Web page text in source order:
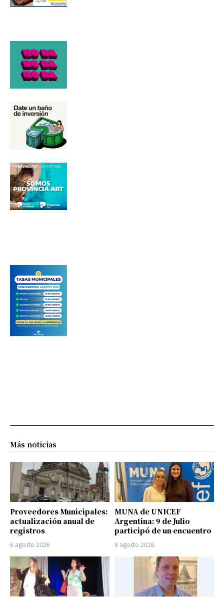
Más noticias
Proveedores Municipales:
actualización anual de
registros
6 agosto 2026
MUNA de UNICEF
Argentina: 9 de Julio
participó de un encuentro
8 agosto 2026